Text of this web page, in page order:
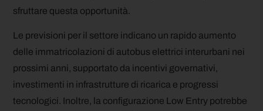
sfruttare questa opportunità.
Le previsioni per il settore indicano un rapido aumento
delle immatricolazioni di autobus elettrici interurbani nei
prossimi anni, supportato da incentivi governativi,
investimenti in infrastrutture di ricarica e progressi
tecnologici. Inoltre, la configurazione Low Entry potrebbe